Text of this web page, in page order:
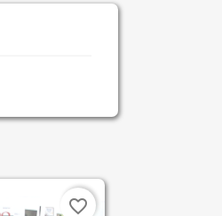
favorite_border